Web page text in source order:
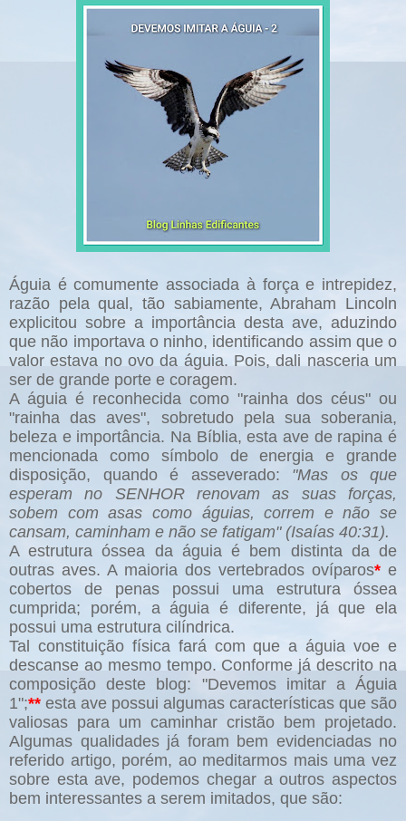
Águia é comumente associada à força e intrepidez,
razão pela qual, tão sabiamente, Abraham Lincoln
explicitou sobre a importância desta ave, aduzindo
que não importava o ninho, identificando assim que o
valor estava no ovo da águia. Pois, dali nasceria um
ser de grande porte e coragem.
A águia é reconhecida como "rainha dos céus" ou
"rainha das aves", sobretudo pela sua soberania,
beleza e importância. Na Bíblia, esta ave de rapina é
mencionada como símbolo de energia e grande
disposição, quando é asseverado: "Mas os que
esperam no SENHOR renovam as suas forças,
sobem com asas como águias, correm e não se
cansam, caminham e não se fatigam" (Isaías 40:31).
A estrutura óssea da águia é bem distinta da de
outras aves. A maioria dos vertebrados ovíparos* e
cobertos de penas possui uma estrutura óssea
cumprida; porém, a águia é diferente, já que ela
possui uma estrutura cilíndrica.
Tal constituição física fará com que a águia voe e
descanse ao mesmo tempo. Conforme já descrito na
composição deste blog: "Devemos imitar a Águia
1";** esta ave possui algumas características que são
valiosas para um caminhar cristão bem projetado.
Algumas qualidades já foram bem evidenciadas no
referido artigo, porém, ao meditarmos mais uma vez
sobre esta ave, podemos chegar a outros aspectos
bem interessantes a serem imitados, que são: